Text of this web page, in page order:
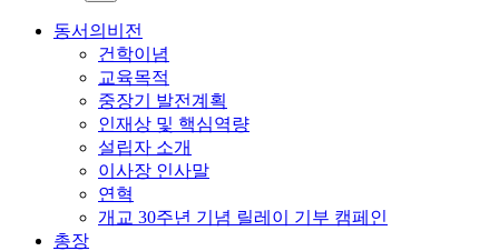
동서의비전
건학이념
교육목적
중장기 발전계획
인재상 및 핵심역량
설립자 소개
이사장 인사말
연혁
개교 30주년 기념 릴레이 기부 캠페인
총장